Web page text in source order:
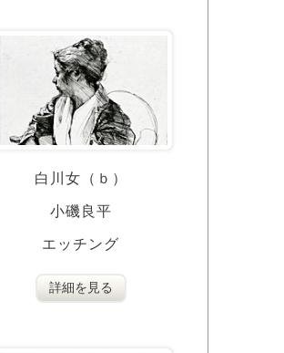
白川女（ｂ）
小磯良平
エッチング
詳細を見る